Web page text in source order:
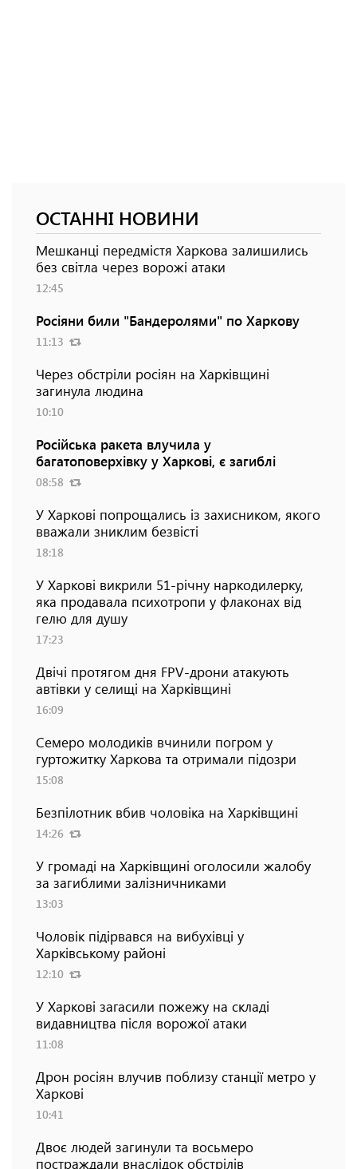
ОСТАННІ НОВИНИ
Мешканці передмістя Харкова залишились
без світла через ворожі атаки
12:45
Росіяни били "Бандеролями" по Харкову
11:13
Через обстріли росіян на Харківщині
загинула людина
10:10
Російська ракета влучила у
багатоповерхівку у Харкові, є загиблі
08:58
У Харкові попрощались із захисником, якого
вважали зниклим безвісті
18:18
У Харкові викрили 51-річну наркодилерку,
яка продавала психотропи у флаконах від
гелю для душу
17:23
Двічі протягом дня FPV-дрони атакують
автівки у селищі на Харківщині
16:09
Семеро молодиків вчинили погром у
гуртожитку Харкова та отримали підозри
15:08
Безпілотник вбив чоловіка на Харківщині
14:26
У громаді на Харківщині оголосили жалобу
за загиблими залізничниками
13:03
Чоловік підірвався на вибухівці у
Харківському районі
12:10
У Харкові загасили пожежу на складі
видавництва після ворожої атаки
11:08
Дрон росіян влучив поблизу станції метро у
Харкові
10:41
Двоє людей загинули та восьмеро
постраждали внаслідок обстрілів